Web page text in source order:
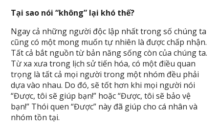
Tại sao nói “không” lại khó thế?
Ngay cả những người độc lập nhất trong số chúng ta
cũng có một mong muốn tự nhiên là được chấp nhận.
Tất cả bắt nguồn từ bản năng sống còn của chúng ta.
Từ xa xưa trong lịch sử tiến hóa, có một điều quan
trọng là tất cả mọi người trong một nhóm đều phải
dựa vào nhau. Do đó, sẽ tốt hơn khi mọi người nói
“Được, tôi sẽ giúp bạn!” hoặc “Được, tôi sẽ bảo vệ
bạn!” Thói quen “Được” này đã giúp cho cá nhân và
nhóm tồn tại.